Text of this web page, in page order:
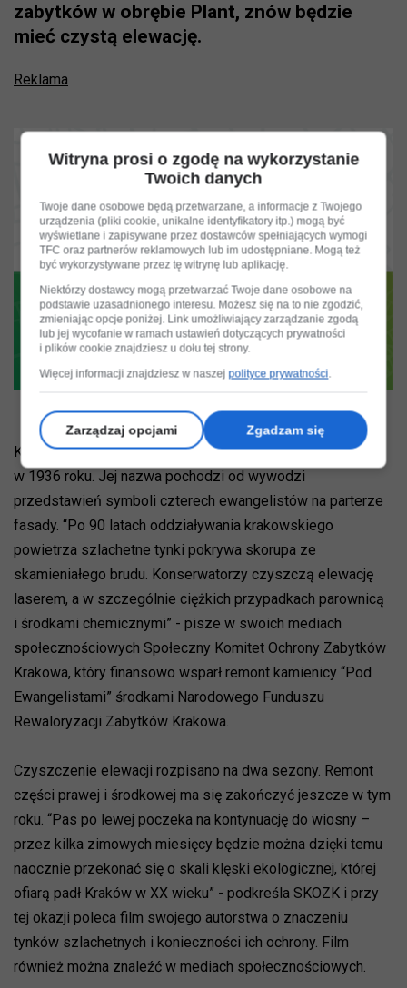
zabytków w obrębie Plant, znów będzie
mieć czystą elewację.
Reklama
Kamienica, nazywana “czarną”, została wybudowana
w 1936 roku. Jej nazwa pochodzi od wywodzi
przedstawień symboli czterech ewangelistów na parterze
fasady. “Po 90 latach oddziaływania krakowskiego
powietrza szlachetne tynki pokrywa skorupa ze
skamieniałego brudu. Konserwatorzy czyszczą elewację
laserem, a w szczególnie ciężkich przypadkach parownicą
i środkami chemicznymi” - pisze w swoich mediach
społecznościowych Społeczny Komitet Ochrony Zabytków
Krakowa, który finansowo wsparł remont kamienicy “Pod
Ewangelistami” środkami Narodowego Funduszu
Rewaloryzacji Zabytków Krakowa.
Czyszczenie elewacji rozpisano na dwa sezony. Remont
części prawej i środkowej ma się zakończyć jeszcze w tym
roku. “Pas po lewej poczeka na kontynuację do wiosny –
przez kilka zimowych miesięcy będzie można dzięki temu
naocznie przekonać się o skali klęski ekologicznej, której
ofiarą padł Kraków w XX wieku” - podkreśla SKOZK i przy
tej okazji poleca film swojego autorstwa o znaczeniu
tynków szlachetnych i konieczności ich ochrony. Film
również można znaleźć w mediach społecznościowych.
Witryna prosi o zgodę na wykorzystanie
Twoich danych
Twoje dane osobowe będą przetwarzane, a informacje z Twojego
urządzenia (pliki cookie, unikalne identyfikatory itp.) mogą być
wyświetlane i zapisywane przez dostawców spełniających wymogi
TFC oraz partnerów reklamowych lub im udostępniane. Mogą też
być wykorzystywane przez tę witrynę lub aplikację.
Niektórzy dostawcy mogą przetwarzać Twoje dane osobowe na
podstawie uzasadnionego interesu. Możesz się na to nie zgodzić,
zmieniając opcje poniżej. Link umożliwiający zarządzanie zgodą
lub jej wycofanie w ramach ustawień dotyczących prywatności
i plików cookie znajdziesz u dołu tej strony.
Więcej informacji znajdziesz w naszejpolityce prywatności.
Zarządzaj opcjami Zgadzam się